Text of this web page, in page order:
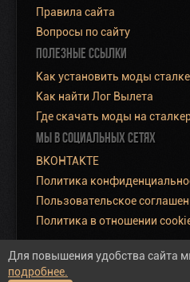
Правила сайта
Вопросы по сайту
ПОЛЕЗНЫЕ ССЫЛКИ
Как установить моды
Как найти Лог Вылета
Где скачать моды на
МЫ В СОЦИАЛЬНЫХ СЕТЯХ
ВКОНТАКТЕ
Политика
Пользовательское
Политика в отношении
Для повышения удобства сайта
подробнее.